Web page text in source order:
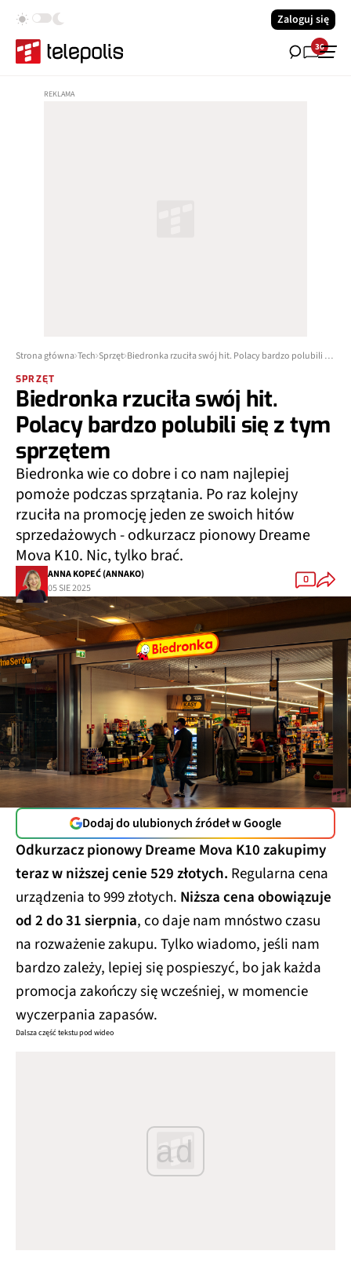
Zaloguj się
36
Strona główna Tech Sprzęt Biedronka rzuciła swój hit. Polacy bardzo polubili się z tym sprzętem
SPRZĘT
Biedronka rzuciła swój hit.
Polacy bardzo polubili się z tym
sprzętem
Biedronka wie co dobre i co nam najlepiej
pomoże podczas sprzątania. Po raz kolejny
rzuciła na promocję jeden ze swoich hitów
sprzedażowych - odkurzacz pionowy Dreame
Mova K10. Nic, tylko brać.
ANNA KOPEĆ (ANNAKO)
05 SIE 2025
0
Dodaj do ulubionych źródeł w Google
Odkurzacz pionowy Dreame Mova K10 zakupimy
teraz w niższej cenie 529 złotych. Regularna cena
urządzenia to 999 złotych. Niższa cena obowiązuje
od 2 do 31 sierpnia, co daje nam mnóstwo czasu
na rozważenie zakupu. Tylko wiadomo, jeśli nam
bardzo zależy, lepiej się pospieszyć, bo jak każda
promocja zakończy się wcześniej, w momencie
wyczerpania zapasów.
Dalsza część tekstu pod wideo
ad